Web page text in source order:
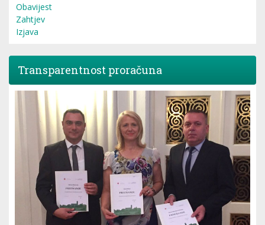
Obavijest
Zahtjev
Izjava
Transparentnost proračuna